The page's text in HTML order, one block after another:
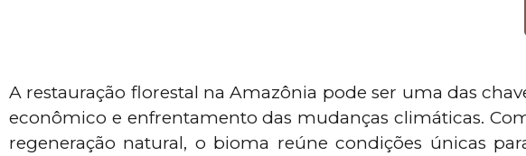
A restauração florestal na Amazônia pode ser uma das
econômico e enfrentamento das mudanças climáticas.
regeneração natural, o bioma reúne condições únicas